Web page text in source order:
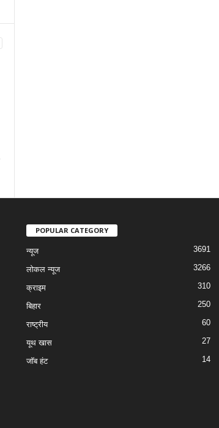
POPULAR CATEGORY
न्यूज 3691
लोकल न्यूज 3266
क्राइम 310
बिहार 250
राष्ट्रीय 60
यूथ खास 27
जॉब हंट 14